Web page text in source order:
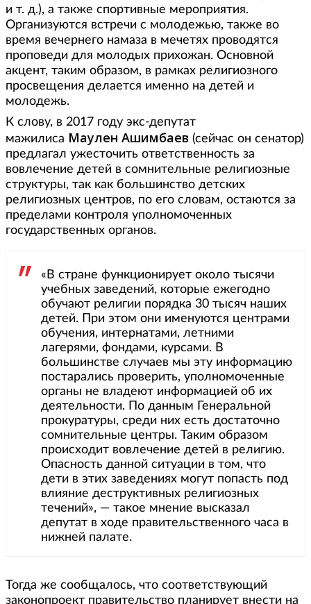
и т. д.), а также спортивные мероприятия.
Организуются встречи с молодежью, также во
время вечернего намаза в мечетях проводятся
проповеди для молодых прихожан. Основной
акцент, таким образом, в рамках религиозного
просвещения делается именно на детей и
молодежь.
К слову, в 2017 году экс-депутат
мажилиса Маулен Ашимбаев (сейчас он сенатор)
предлагал ужесточить ответственность за
вовлечение детей в сомнительные религиозные
структуры, так как большинство детских
религиозных центров, по его словам, остаются за
пределами контроля уполномоченных
государственных органов.
«В стране функционирует около тысячи
учебных заведений, которые ежегодно
обучают религии порядка 30 тысяч наших
детей. При этом они именуются центрами
обучения, интернатами, летними
лагерями, фондами, курсами. В
большинстве случаев мы эту информацию
постарались проверить, уполномоченные
органы не владеют информацией об их
деятельности. По данным Генеральной
прокуратуры, среди них есть достаточно
сомнительные центры. Таким образом
происходит вовлечение детей в религию.
Опасность данной ситуации в том, что
дети в этих заведениях могут попасть под
влияние деструктивных религиозных
течений», — такое мнение высказал
депутат в ходе правительственного часа в
нижней палате.
Тогда же сообщалось, что соответствующий
законопроект правительство планирует внести на